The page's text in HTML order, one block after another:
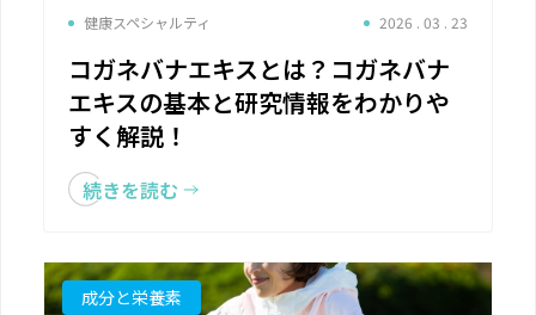
健康スペシャルティ 2026 . 03 . 23
コガネバナエキスとは？コガネバナ
エキスの基本と研究情報をわかりや
すく解説！
続きを読む
成分と栄養素